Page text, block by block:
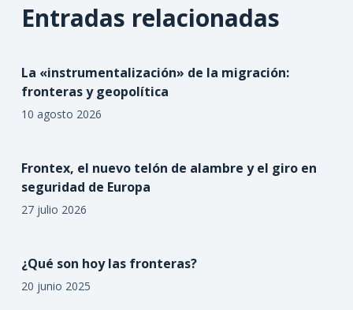
Entradas relacionadas
La «instrumentalización» de la migración:
fronteras y geopolítica
10 agosto 2026
Frontex, el nuevo telón de alambre y el giro en
seguridad de Europa
27 julio 2026
¿Qué son hoy las fronteras?
20 junio 2025